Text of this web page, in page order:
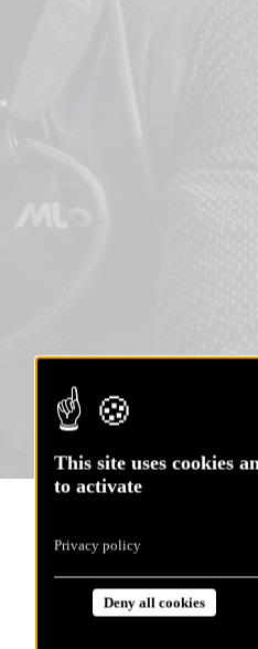
réparer le J2, voile d’avant
Mission réussie pour le
This site uses cookies
to activate
Deny all cookies
Privacy policy